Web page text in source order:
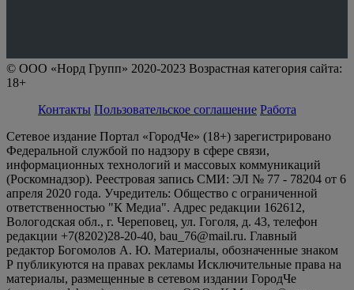
© ООО «Норд Групп» 2020-2023 Возрастная категория сайта:
18+
Контакты Пользовательское соглашение Работа
Сетевое издание Портал «ГородЧе» (18+) зарегистрировано
Федеральной службой по надзору в сфере связи,
информационных технологий и массовых коммуникаций
(Роскомнадзор). Реестровая запись СМИ: ЭЛ № 77 - 78204 от 6
апреля 2020 года. Учредитель: Общество с ограниченной
ответственностью "К Медиа". Адрес редакции 162612,
Вологодская обл., г. Череповец, ул. Гоголя, д. 43, телефон
редакции +7(8202)28-20-40, bau_76@mail.ru. Главный
редактор Богомолов А. Ю. Материалы, обозначенные знаком
Р публикуются на правах рекламы Исключительные права на
материалы, размещенные в сетевом издании ГородЧе